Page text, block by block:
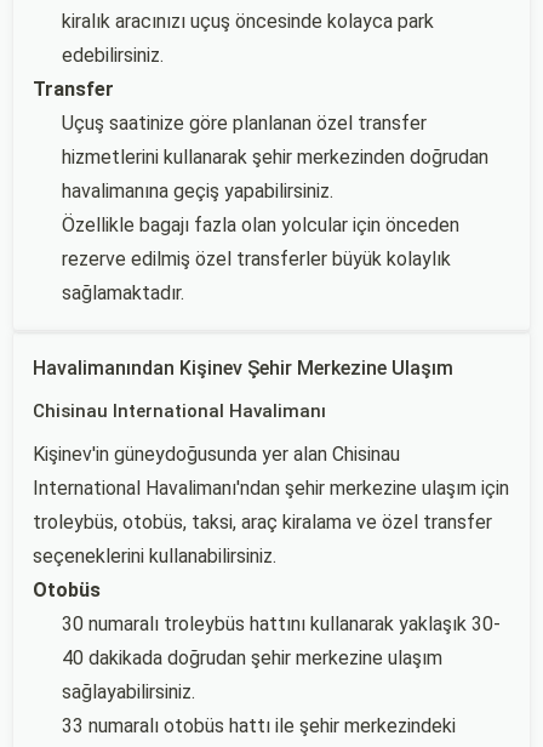
kiralık aracınızı uçuş öncesinde kolayca park
edebilirsiniz.
Transfer
Uçuş saatinize göre planlanan özel transfer
hizmetlerini kullanarak şehir merkezinden doğrudan
havalimanına geçiş yapabilirsiniz.
Özellikle bagajı fazla olan yolcular için önceden
rezerve edilmiş özel transferler büyük kolaylık
sağlamaktadır.
Havalimanından Kişinev Şehir Merkezine Ulaşım
Chisinau International Havalimanı
Kişinev'in güneydoğusunda yer alan Chisinau
International Havalimanı'ndan şehir merkezine ulaşım için
troleybüs, otobüs, taksi, araç kiralama ve özel transfer
seçeneklerini kullanabilirsiniz.
Otobüs
30 numaralı troleybüs hattını kullanarak yaklaşık 30-
40 dakikada doğrudan şehir merkezine ulaşım
sağlayabilirsiniz.
33 numaralı otobüs hattı ile şehir merkezindeki